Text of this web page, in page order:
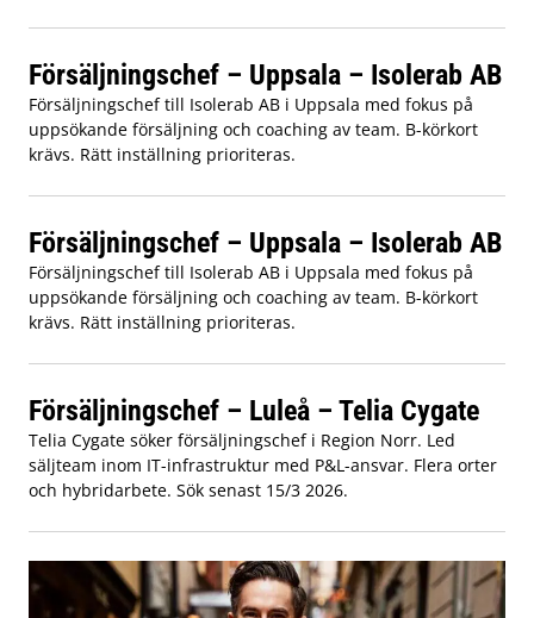
Försäljningschef – Uppsala – Isolerab AB
Försäljningschef till Isolerab AB i Uppsala med fokus på
uppsökande försäljning och coaching av team. B-körkort
krävs. Rätt inställning prioriteras.
Försäljningschef – Uppsala – Isolerab AB
Försäljningschef till Isolerab AB i Uppsala med fokus på
uppsökande försäljning och coaching av team. B-körkort
krävs. Rätt inställning prioriteras.
Försäljningschef – Luleå – Telia Cygate
Telia Cygate söker försäljningschef i Region Norr. Led
säljteam inom IT-infrastruktur med P&L-ansvar. Flera orter
och hybridarbete. Sök senast 15/3 2026.